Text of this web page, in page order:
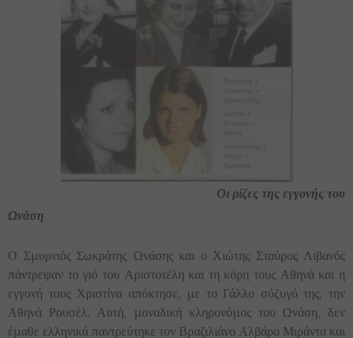
Οι ρίζες της εγγονής του
Ωνάση
Ο Σμυρνιός Σωκράτης Ωνάσης και ο Χιώτης Σταύρος Λιβανός
πάντρεψαν το γιό του Αριστοτέλη και τη κόρη τους Αθηνά και η
εγγονή τους Χριστίνα απόκτησε, με το Γάλλο σύζυγό της, την
Αθηνά Ρουσέλ. Αυτή, μοναδική κληρονόμος του Ωνάση, δεν
έμαθε ελληνικά παντρεύτηκε τον Βραζιλιάνο Αλβάρο Μιράντα και